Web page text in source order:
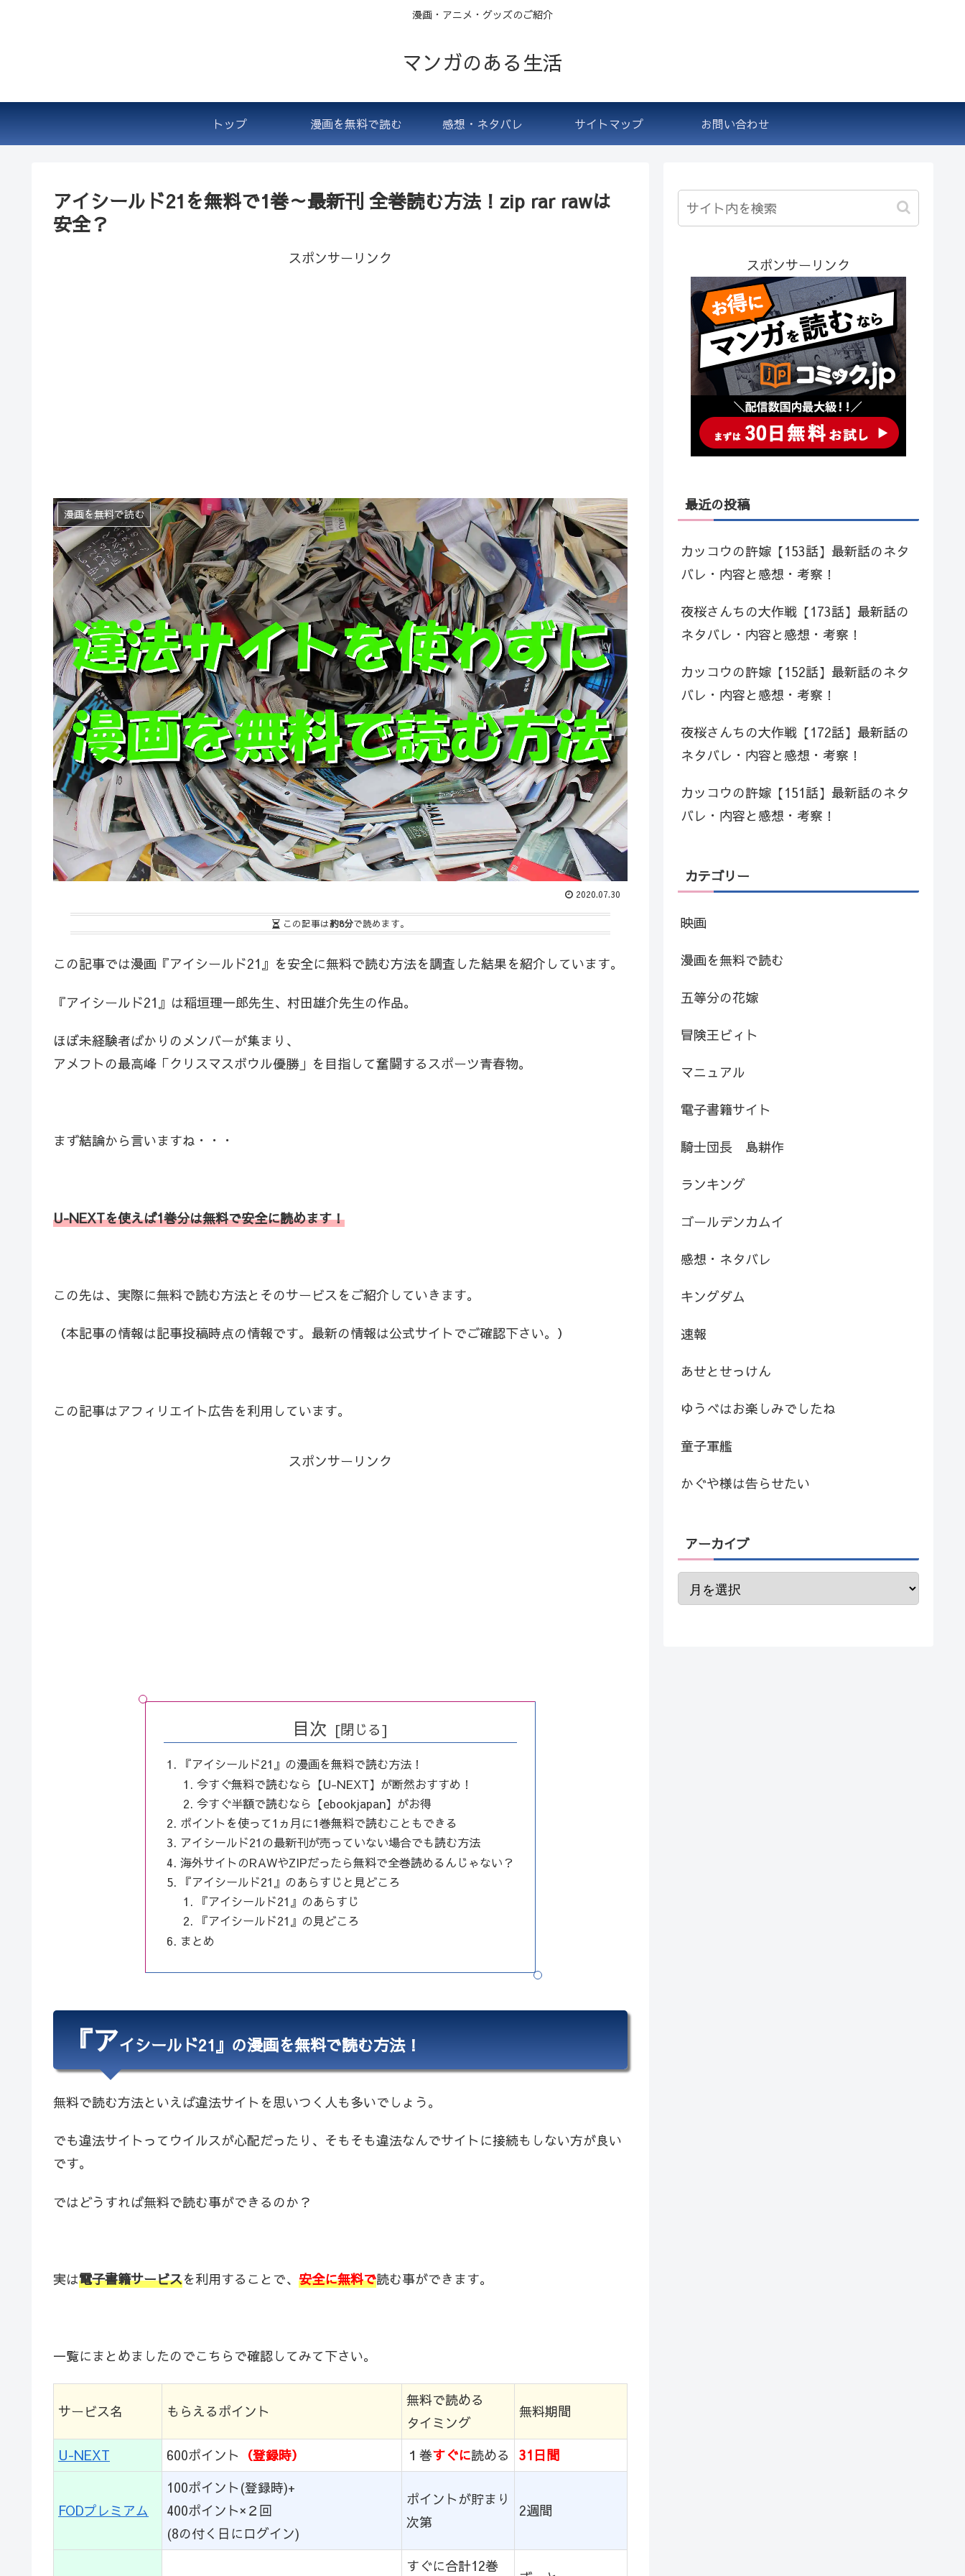
漫画・アニメ・グッズのご紹介
マンガのある生活
トップ 漫画を無料で読む 感想・ネタバレ サイトマップ お問い合わせ
アイシールド21を無料で1巻～最新刊 全巻読む方法！zip rar rawは
安全？
スポンサーリンク
漫画を無料で読む
2020.07.30
この記事は約8分で読めます。
この記事では漫画『アイシールド21』を安全に無料で読む方法を調査した結果を紹介しています。
『アイシールド21』は稲垣理一郎先生、村田雄介先生の作品。
ほぼ未経験者ばかりのメンバーが集まり、
アメフトの最高峰「クリスマスボウル優勝」を目指して奮闘するスポーツ青春物。
まず結論から言いますね・・・
U-NEXTを使えば1巻分は無料で安全に読めます！
この先は、実際に無料で読む方法とそのサービスをご紹介していきます。
（本記事の情報は記事投稿時点の情報です。最新の情報は公式サイトでご確認下さい。）
この記事はアフィリエイト広告を利用しています。
スポンサーリンク
目次
『アイシールド21』の漫画を無料で読む方法！
今すぐ無料で読むなら【U-NEXT】が断然おすすめ！
今すぐ半額で読むなら【ebookjapan】がお得
ポイントを使って1ヵ月に1巻無料で読むこともできる
アイシールド21の最新刊が売っていない場合でも読む方法
海外サイトのRAWやZIPだったら無料で全巻読めるんじゃない？
『アイシールド21』のあらすじと見どころ
『アイシールド21』のあらすじ
『アイシールド21』の見どころ
まとめ
『アイシールド21』の漫画を無料で読む方法！
無料で読む方法といえば違法サイトを思いつく人も多いでしょう。
でも違法サイトってウイルスが心配だったり、そもそも違法なんでサイトに接続もしない方が良い
です。
ではどうすれば無料で読む事ができるのか？
実は電子書籍サービスを利用することで、 安全に無料で読む事ができます。
一覧にまとめましたのでこちらで確認してみて下さい。
サービス名 もらえるポイント
無料で読める
タイミング
無料期間
U-NEXT 600ポイント （登録時） １巻すぐに読める 31日間
FODプレミアム
100ポイント(登録時)+
400ポイント×２回
(8の付く日にログイン)
ポイントが貯まり
次第
2週間
すぐに合計12巻
スポンサーリンク
最近の投稿
カッコウの許嫁【153話】最新話のネタ
バレ・内容と感想・考察！
夜桜さんちの大作戦【173話】最新話の
ネタバレ・内容と感想・考察！
カッコウの許嫁【152話】最新話のネタ
バレ・内容と感想・考察！
夜桜さんちの大作戦【172話】最新話の
ネタバレ・内容と感想・考察！
カッコウの許嫁【151話】最新話のネタ
バレ・内容と感想・考察！
カテゴリー
映画
漫画を無料で読む
五等分の花嫁
冒険王ビィト
マニュアル
電子書籍サイト
騎士団長 島耕作
ランキング
ゴールデンカムイ
感想・ネタバレ
キングダム
速報
あせとせっけん
ゆうべはお楽しみでしたね
童子軍艦
かぐや様は告らせたい
アーカイブ